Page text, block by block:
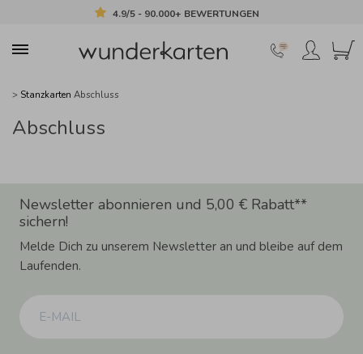
4.9/5 - 90.000+ BEWERTUNGEN
> Stanzkarten Abschluss
Abschluss
Newsletter abonnieren und 5,00 € Rabatt**
sichern!
Melde Dich zu unserem Newsletter an und bleibe auf dem
Laufenden.